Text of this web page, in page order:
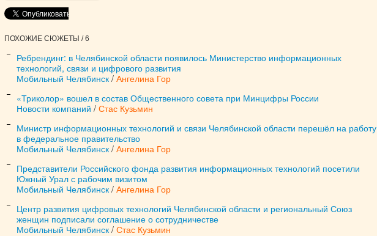
ПОХОЖИЕ СЮЖЕТЫ / 6
Ребрендинг: в Челябинской области появилось Министерство информационных
технологий, связи и цифрового развития
Мобильный Челябинск / Ангелина Гор
«Триколор» вошел в состав Общественного совета при Минцифры России
Новости компаний / Стас Кузьмин
Министр информационных технологий и связи Челябинской области перешёл на работу
в федеральное правительство
Мобильный Челябинск / Ангелина Гор
Представители Российского фонда развития информационных технологий посетили
Южный Урал с рабочим визитом
Мобильный Челябинск / Ангелина Гор
Центр развития цифровых технологий Челябинской области и региональный Союз
женщин подписали соглашение о сотрудничестве
Мобильный Челябинск / Стас Кузьмин